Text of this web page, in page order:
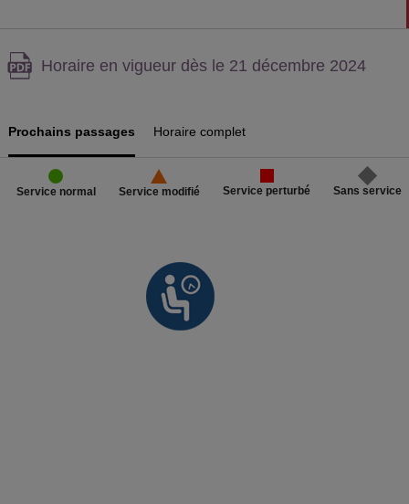
Attention,
Horaire en vigueur dès le 21 décembre 2024
Prochains passages Horaire complet
Service normal Service modifié Service perturbé Sans service